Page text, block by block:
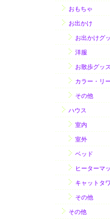
おもちゃ
お出かけ
お出かけグ
洋服
お散歩グッ
カラー・リ
その他
ハウス
室内
室外
ベッド
ヒーターマ
キャットタ
その他
その他